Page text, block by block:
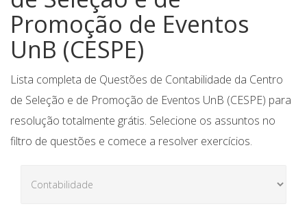
Promoção de Eventos
UnB (CESPE)
Lista completa de Questões de Contabilidade da Centro
de Seleção e de Promoção de Eventos UnB (CESPE) para
resolução totalmente grátis. Selecione os assuntos no
filtro de questões e comece a resolver exercícios.